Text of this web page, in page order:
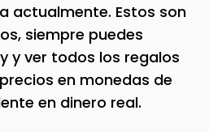
actualmente. Estos son
siempre puedes
y ver todos los regalos
en monedas de
en dinero real.